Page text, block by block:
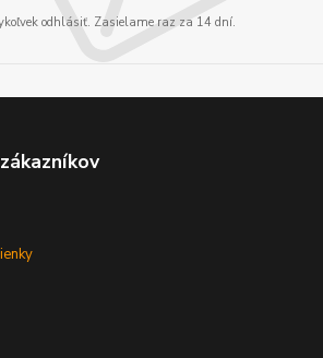
odhlásiť. Zasielame raz za 14 dní.